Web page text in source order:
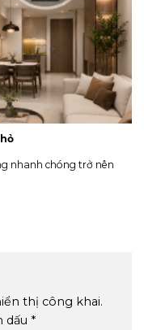
nhanh chóng trở nên
thị công khai.
dấu *